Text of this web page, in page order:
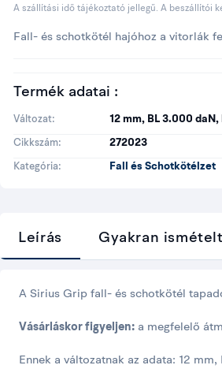
A szállítási idő tájékoztató jellegű. A beszállítói
Fall- és schotkötél hajóhoz a vitorlák
Termék adatai :
Változat 12 mm, BL 3.000
Cikkszám 272023
Kategória Fall és Schotkötélzet
Leírás Gyakran
A Sirius Grip fall- és schotkötél
Vásárláskor figyeljen:a megfelelő
Ennek a változatnak az adata: 12